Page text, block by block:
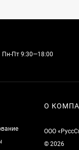
Пн-Пт 9:30—18:00
О
ООО
© 2026